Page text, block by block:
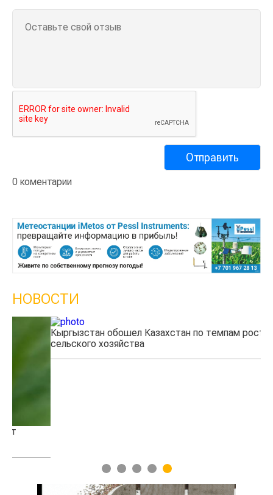
0 коментарии
НОВОСТИ
Кыргызстан обошел Казахстан по темпам роста
сельского хозяйства
1 2 3 4 5